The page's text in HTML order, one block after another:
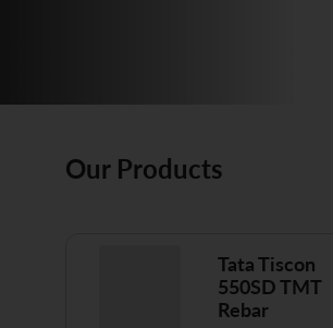
Our Products
Tata Tiscon
550SD TMT
Rebar